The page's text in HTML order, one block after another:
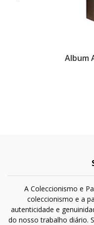
Album
A Coleccionismo e
coleccionismo e a
autenticidade e
do nosso trabalho diário.